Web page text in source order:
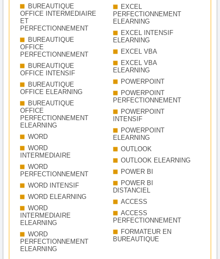
BUREAUTIQUE
OFFICE INTERMEDIAIRE
ET
PERFECTIONNEMENT
BUREAUTIQUE
OFFICE
PERFECTIONNEMENT
BUREAUTIQUE
OFFICE INTENSIF
BUREAUTIQUE
OFFICE ELEARNING
BUREAUTIQUE
OFFICE
PERFECTIONNEMENT
ELEARNING
WORD
WORD
INTERMEDIAIRE
WORD
PERFECTIONNEMENT
WORD INTENSIF
WORD ELEARNING
WORD
INTERMEDIAIRE
ELEARNING
WORD
PERFECTIONNEMENT
ELEARNING
EXCEL
PERFECTIONNEMENT
ELEARNING
EXCEL INTENSIF
ELEARNING
EXCEL VBA
EXCEL VBA
ELEARNING
POWERPOINT
POWERPOINT
PERFECTIONNEMENT
POWERPOINT
INTENSIF
POWERPOINT
ELEARNING
OUTLOOK
OUTLOOK ELEARNING
POWER BI
POWER BI
DISTANCIEL
ACCESS
ACCESS
PERFECTIONNEMENT
FORMATEUR EN
BUREAUTIQUE